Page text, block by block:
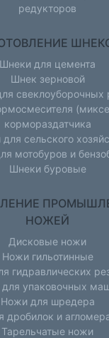
редукторов
Шнеки для цемента
Шнек зерновой
свеклоуборочных
кормораздатчика
сельского
мотобуров и
Шнеки буровые
НОЖЕЙ
Дисковые ножи
Ножи гильотинные
гидравлических
упаковочных
Ножи для шредера
дробилок и
Тарельчатые ножи